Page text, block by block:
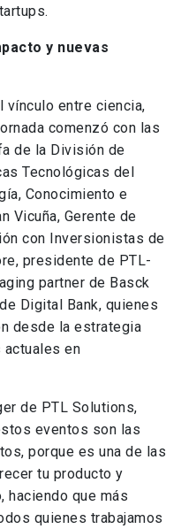
y nuevas
vínculo entre ciencia,
comenzó con las
de la División de
Tecnológicas del
Conocimiento e
Vicuña, Gerente de
con Inversionistas de
presidente de PTL-
partner de Basck
Digital Bank, quienes
desde la estrategia
en
de PTL Solutions,
eventos son las
porque es una de las
tu producto y
haciendo que más
quienes trabajamos